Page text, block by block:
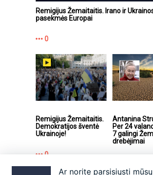
Remigijus Žemaitaitis. Irano ir
pasekmės Europai
0
Remigijus Žemaitaitis.
Demokratijos šventė
Ukrainoje!
0
Antanina
Per 24
7 galingi
drebėjimai
Ar norite parsisiųsti